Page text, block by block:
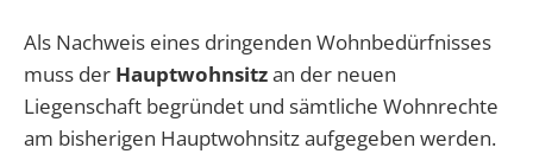
Als Nachweis eines dringenden Wohnbedürfnisses
muss der Hauptwohnsitzan der neuen
Liegenschaft begründet und sämtliche Wohnrechte
am bisherigen Hauptwohnsitz aufgegeben werden.